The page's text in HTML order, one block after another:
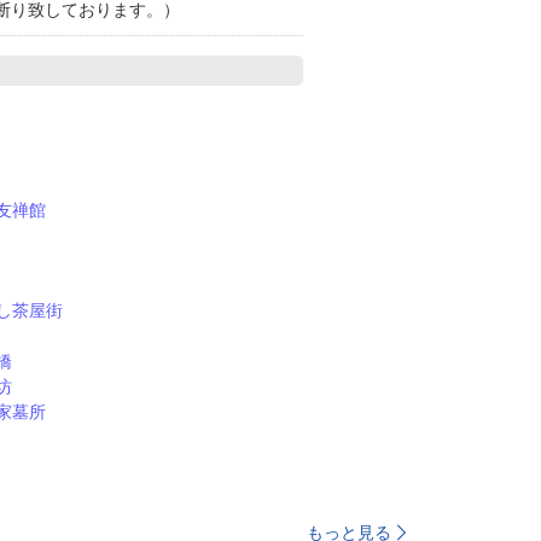
致しております。）
禅館
茶屋街
墓所
もっと見る